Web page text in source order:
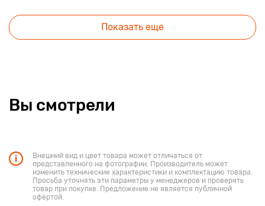
Показать еще
Вы смотрели
Внешний вид и цвет товара может отличаться от
представленного на фотографии. Производитель может
изменить технические характеристики и комплектацию товара.
Просьба уточнять эти параметры у менеджеров и проверять
товар при покупке. Предложение не является публичной
офертой.